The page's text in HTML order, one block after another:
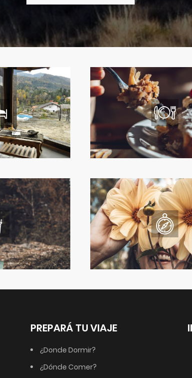
PREPARÁ TU VIAJE
¿Donde Dormir?
¿Dónde Comer?